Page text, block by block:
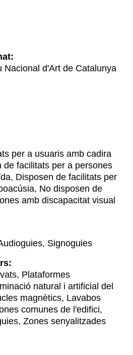
Nacional d'Art de Catalunya
per a usuaris amb cadira
de facilitats per a persones
Disposen de facilitats per
No disposen de
amb discapacitat visual
Signoguies
Plataformes
natural i artificial del
magnètics, Lavabos
comunes de l'edifici,
Zones senyalitzades